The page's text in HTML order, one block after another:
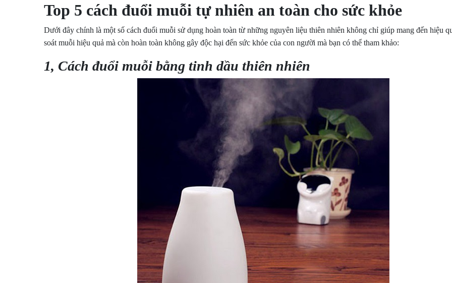
Top 5 cách đuổi muỗi tự nhiên an toàn cho sức khỏe
Dưới đây chính là một số cách đuổi muỗi sử dụng hoàn toàn từ những nguyên liệu thiên nhiên không chỉ giúp mang đến hiệu
soát muỗi hiệu quả mà còn hoàn toàn không gây độc hại đến sức khỏe của con người mà bạn có thể tham khảo:
1, Cách đuổi muỗi bằng tinh dầu thiên nhiên